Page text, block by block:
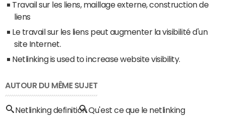
Travail sur les liens, maillage externe, construction de
liens
Le travail sur les liens peut augmenter la visibilité d'un
site Internet.
Netlinking is used to increase website visibility.
AUTOUR DU MÊME SUJET
Netlinking definition Qu'est ce que le netlinking